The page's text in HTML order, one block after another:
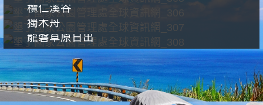
欖仁溪谷
獨木舟
龍磐草原日出